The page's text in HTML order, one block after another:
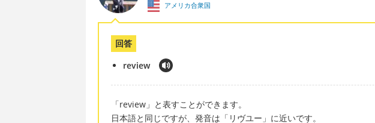
アメリカ合衆国
回答
review
「review」と表すことができます。
日本語と同じですが、発音は「リヴユー」に近いです。